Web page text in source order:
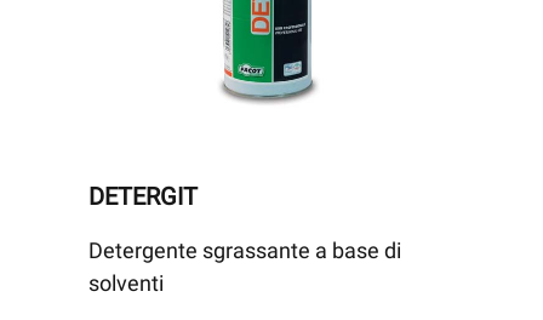
DETERGIT
Detergente sgrassante a base di
solventi